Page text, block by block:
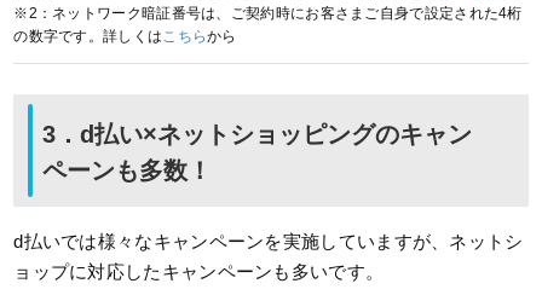
※2：ネットワーク暗証番号は、ご契約時にお客さまご自身で設定された4桁
の数字です。詳しくは こちらから
3．d払い×ネットショッピングのキャン
ペーンも多数！
d払いでは様々なキャンペーンを実施していますが、ネットシ
ョップに対応したキャンペーンも多いです。